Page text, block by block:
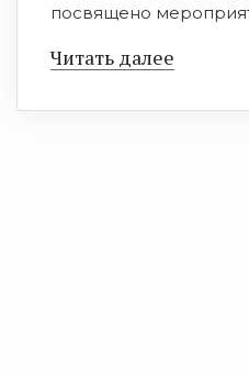
посвящено
Читать далее